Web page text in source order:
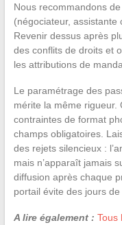
Nous recommandons
(négociateur, assistante
Revenir dessus après
des conflits de droits et
les attributions de
Le paramétrage des
mérite la même rigueur.
contraintes de format
champs obligatoires.
des rejets silencieux :
mais n’apparaît jamais
diffusion après chaque
portail évite des jours de
A lire également : Tous